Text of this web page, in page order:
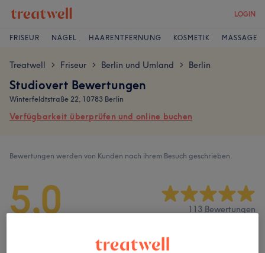
LOGIN
FRISEUR NÄGEL HAARENTFERNUNG KOSMETIK MASSAGE
Treatwell > Friseur > Berlin und Umland > Berlin
Studiovert Bewertungen
Winterfeldtstraße 22, 10783 Berlin
Verfügbarkeit überprüfen und online buchen
Bewertungen werden von Kunden nach ihrem Besuch geschrieben.
5,0 113 Bewertungen